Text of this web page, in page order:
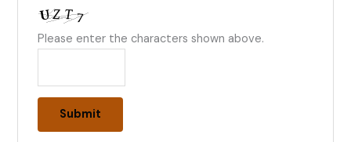
Please enter the characters shown above.